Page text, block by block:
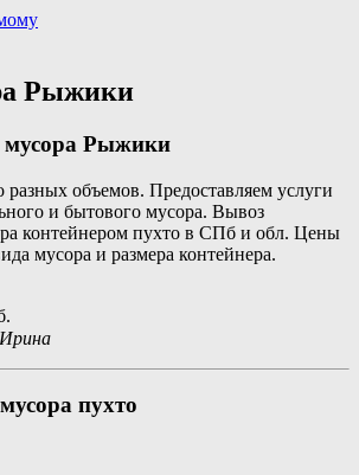
Рыжики
Рыжики
разных объемов. Предоставляем услуги
и бытового мусора. Вывоз
контейнером пухто в СПб и обл. Цены
мусора и размера контейнера.
Ирина
пухто